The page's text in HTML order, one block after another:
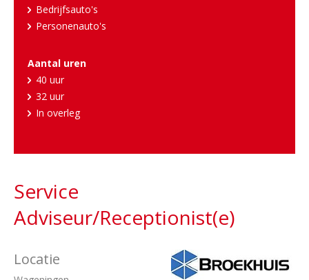
Bedrijfsauto's
Personenauto's
Aantal uren
40 uur
32 uur
In overleg
Service
Adviseur/Receptionist(e)
Locatie